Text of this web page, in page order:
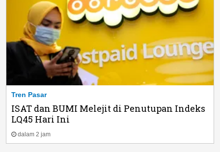
Tren Pasar
ISAT dan BUMI Melejit di Penutupan Indeks
LQ45 Hari Ini
dalam 2 jam